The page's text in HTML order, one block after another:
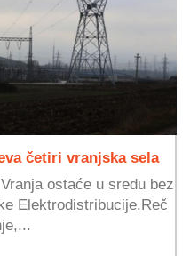
četiri vranjska sela
ostaće u sredu bez
Elektrodistribucije.Reč